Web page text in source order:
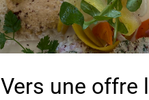
Vers une offre